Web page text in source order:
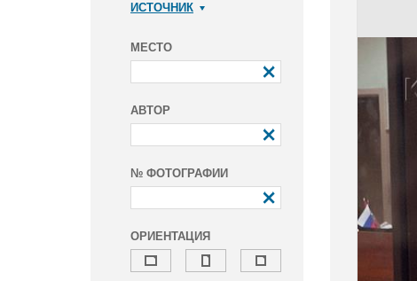
ИСТОЧНИК
МЕСТО
АВТОР
№ ФОТОГРАФИИ
ОРИЕНТАЦИЯ